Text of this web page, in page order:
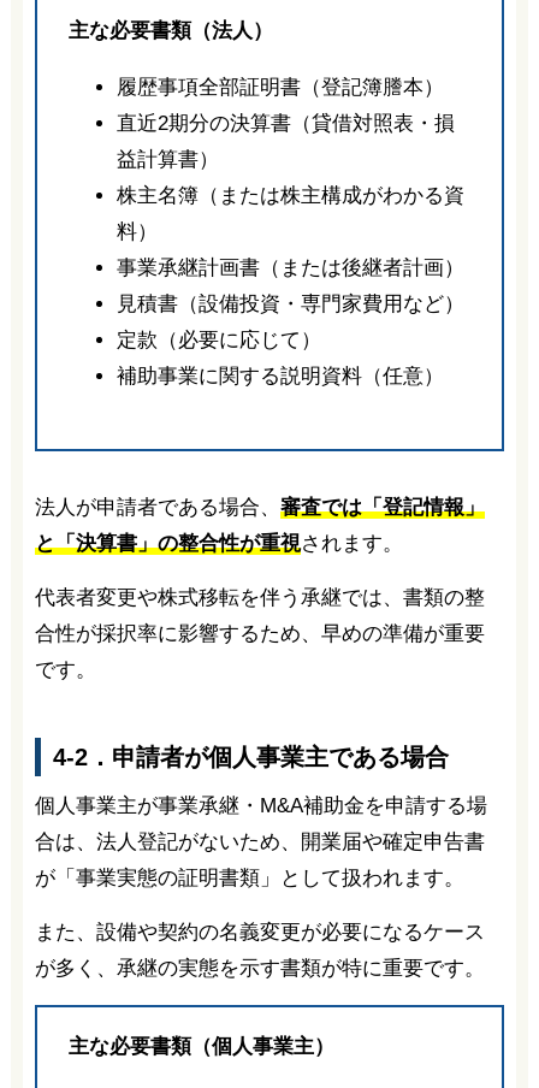
主な必要書類（法人）
履歴事項全部証明書（登記簿謄本）
直近2期分の決算書（貸借対照表・損
益計算書）
株主名簿（または株主構成がわかる資
料）
事業承継計画書（または後継者計画）
見積書（設備投資・専門家費用など）
定款（必要に応じて）
補助事業に関する説明資料（任意）
法人が申請者である場合、 審査では「登記情報」
と「決算書」の整合性が重視されます。
代表者変更や株式移転を伴う承継では、書類の整
合性が採択率に影響するため、早めの準備が重要
です。
4-2．申請者が個人事業主である場合
個人事業主が事業承継・M&A補助金を申請する場
合は、法人登記がないため、開業届や確定申告書
が「事業実態の証明書類」として扱われます。
また、設備や契約の名義変更が必要になるケース
が多く、承継の実態を示す書類が特に重要です。
主な必要書類（個人事業主）